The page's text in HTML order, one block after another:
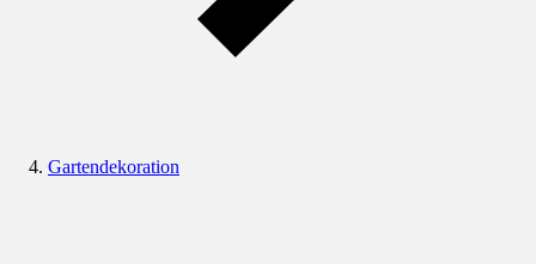
Gartendekoration